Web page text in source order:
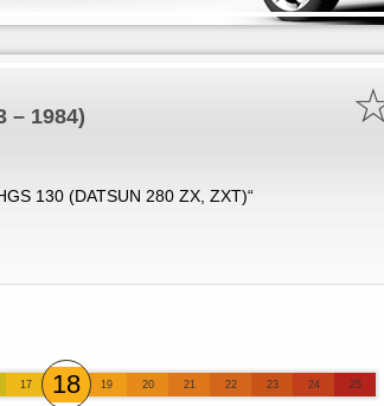
– 1984)
130 (DATSUN 280 ZX, ZXT)“
17 18 19 20 21 22 23 24 25